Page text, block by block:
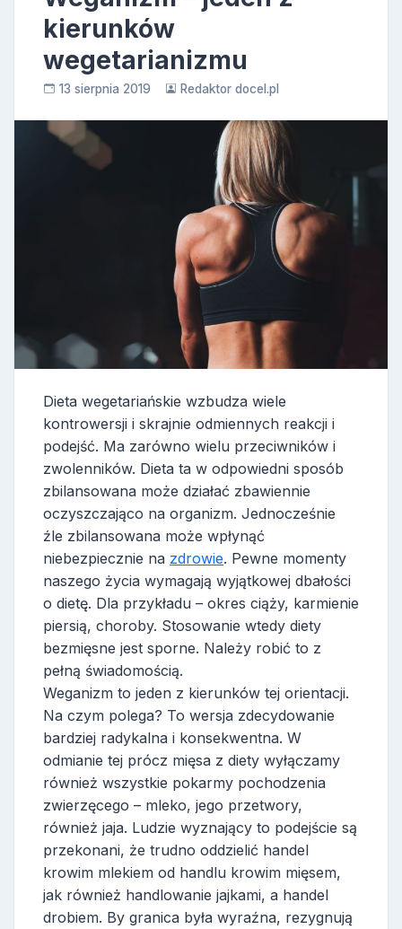
kierunków
wegetarianizmu
13 sierpnia 2019 Redaktor docel.pl
Dieta wegetariańskie wzbudza wiele
kontrowersji i skrajnie odmiennych reakcji i
podejść. Ma zarówno wielu przeciwników i
zwolenników. Dieta ta w odpowiedni sposób
zbilansowana może działać zbawiennie
oczyszczająco na organizm. Jednocześnie
źle zbilansowana może wpłynąć
niebezpiecznie na zdrowie. Pewne momenty
naszego życia wymagają wyjątkowej dbałości
o dietę. Dla przykładu – okres ciąży, karmienie
piersią, choroby. Stosowanie wtedy diety
bezmięsne jest sporne. Należy robić to z
pełną świadomością.
Weganizm to jeden z kierunków tej orientacji.
Na czym polega? To wersja zdecydowanie
bardziej radykalna i konsekwentna. W
odmianie tej prócz mięsa z diety wyłączamy
również wszystkie pokarmy pochodzenia
zwierzęcego – mleko, jego przetwory,
również jaja. Ludzie wyznający to podejście są
przekonani, że trudno oddzielić handel
krowim mlekiem od handlu krowim mięsem,
jak również handlowanie jajkami, a handel
drobiem. By granica była wyraźna, rezygnują